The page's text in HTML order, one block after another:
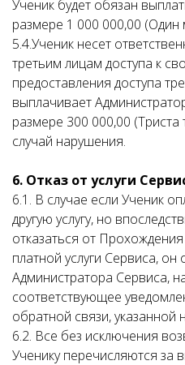
Ученик будет обязан
размере 1 000 000,00 (Один
5.4.Ученик несет
третьим лицам доступа к
предоставления доступа
выплачивает
размере 300 000,00
случай нарушения.
6. Отказ от услуги
6.1. В случае если Ученик
другую услугу, но
отказаться от
платной услуги Сервиса,
Администратора Сервиса,
соответствующее
обратной связи, указанной
6.2. Все без исключения
Ученику перечисляются за